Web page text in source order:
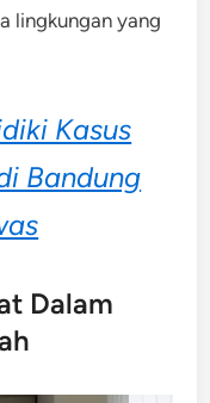
lingkungan yang
Kasus
Bandung
Dalam